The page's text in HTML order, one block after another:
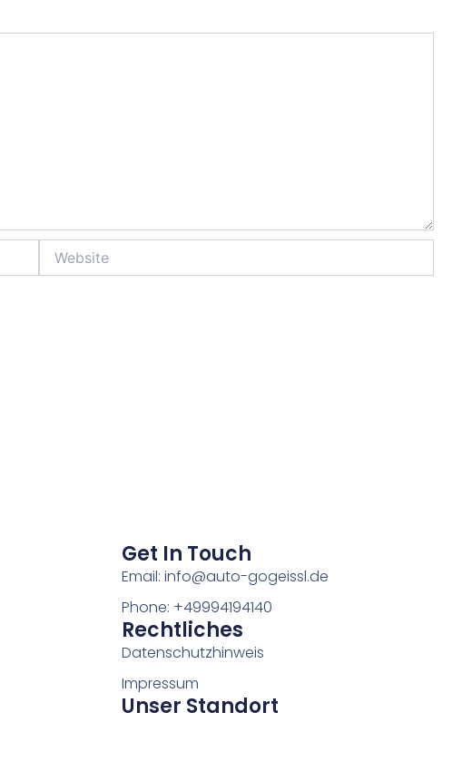
Get In Touch
Email: info@auto-gogeissl.de
Phone: +49994194140
Rechtliches
Datenschutzhinweis
Impressum
Unser Standort